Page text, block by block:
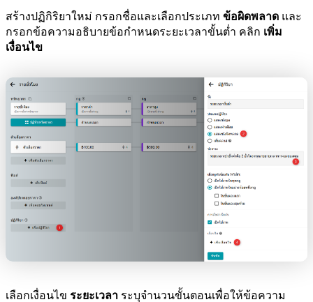
สร้างปฏิกิริยาใหม่ กรอกชื่อและเลือกประเภท ข้อผิดพลาด และ
กรอกข้อความอธิบายข้อกำหนดระยะเวลาขั้นต่ำ คลิก เพิ่ม
เงื่อนไข
เลือกเงื่อนไข ระยะเวลา ระบุจำนวนขั้นตอนเพื่อให้ข้อความ